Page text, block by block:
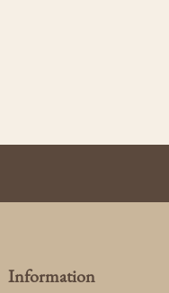
Information